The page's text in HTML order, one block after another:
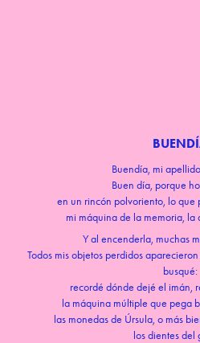
Buendía, mi
Buen día, porque
en un rincón polvoriento, lo que
mi máquina de la memoria, la
Y al encenderla, muchas
Todos mis objetos perdidos
busqué:
recordé dónde dejé el imán,
la máquina múltiple que pega
las monedas de Úrsula, o más
los dientes del